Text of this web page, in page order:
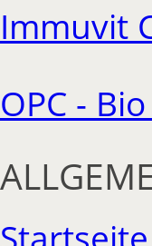
Immuvit
OPC -